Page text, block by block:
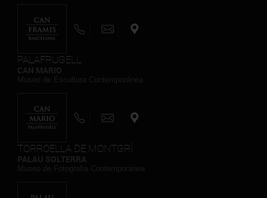
PALAFRUGELL
TORROELLA DE MONTGRÍ